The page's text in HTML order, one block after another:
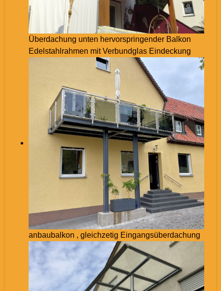
Überdachung unten hervorspringender Balkon
Edelstahlrahmen mit Verbundglas Eindeckung
anbaubalkon , gleichzetig Eingangsüberdachung